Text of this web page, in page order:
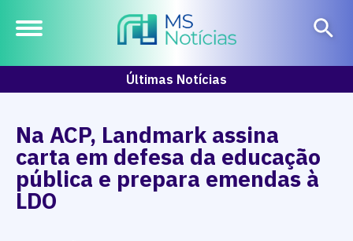
Últimas Notícias
Na ACP, Landmark assina
carta em defesa da educação
pública e prepara emendas à
LDO